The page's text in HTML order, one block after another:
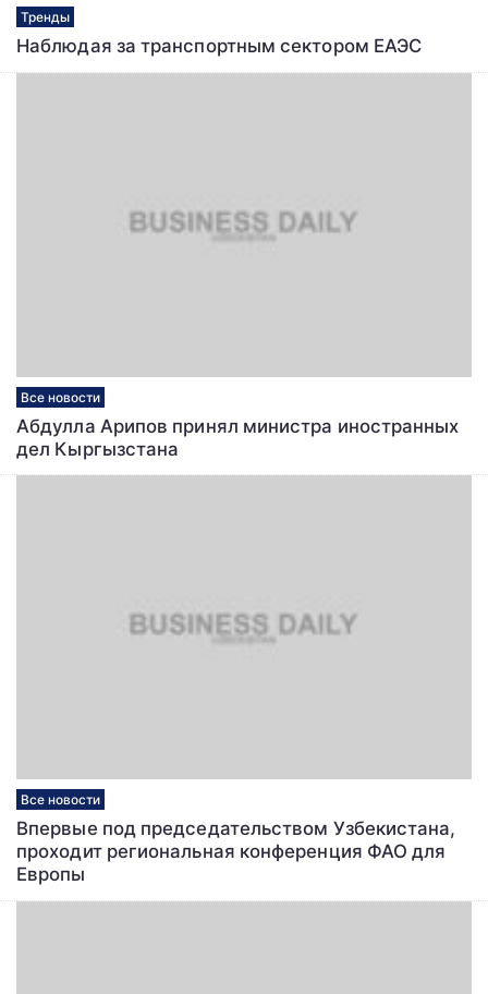
Тренды
Наблюдая за транспортным сектором ЕАЭС
Все новости
Абдулла Арипов принял министра иностранных
дел Кыргызстана
Все новости
Впервые под председательством Узбекистана,
проходит региональная конференция ФАО для
Европы